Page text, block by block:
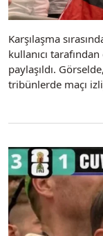
Karşılaşma
kullanıcı
paylaşıldı.
tribünlerde maçı